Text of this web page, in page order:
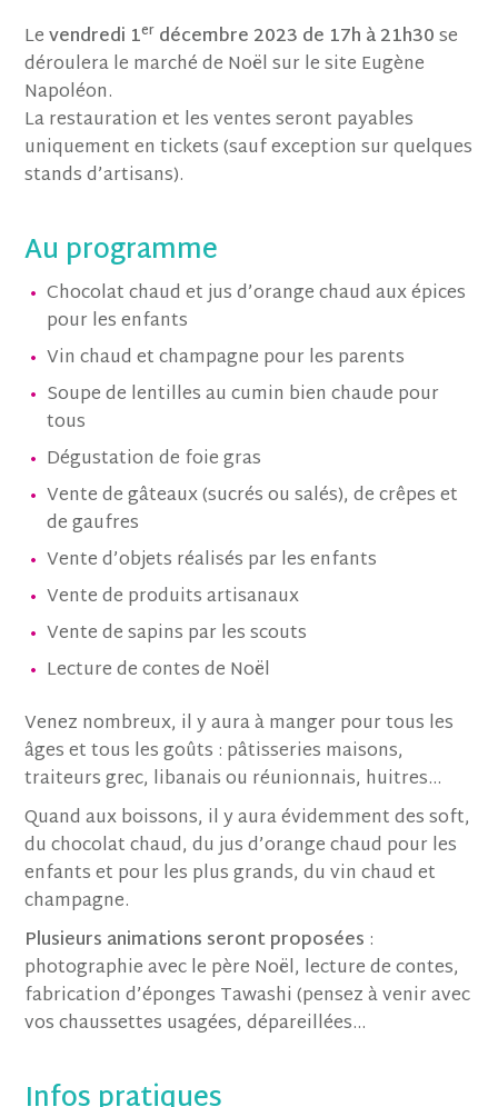
Levendredi 1er décembre 2023 de 17h à 21h30se
déroulera le marché de Noël sur le site Eugène
Napoléon.
La restauration et les ventes seront payables
uniquement en tickets (sauf exception sur quelques
stands d’artisans).
Au programme
Chocolat chaud et jus d’orange chaud aux épices
pour les enfants
Vin chaud et champagne pour les parents
Soupe de lentilles au cumin bien chaude pour
tous
Dégustation de foie gras
Vente de gâteaux (sucrés ou salés), de crêpes et
de gaufres
Vente d’objets réalisés par les enfants
Vente de produits artisanaux
Vente de sapins par les scouts
Lecture de contes de Noël
Venez nombreux, il y aura à manger pour tous les
âges et tous les goûts : pâtisseries maisons,
traiteurs grec, libanais ou réunionnais, huitres…
Quand aux boissons, il y aura évidemment des soft,
du chocolat chaud, du jus d’orange chaud pour les
enfants et pour les plus grands, du vin chaud et
champagne.
Plusieurs animations seront proposées :
photographie avec le père Noël, lecture de contes,
fabrication d’éponges Tawashi (pensez à venir avec
vos chaussettes usagées, dépareillées…